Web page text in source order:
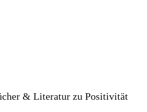
& Literatur zu Positivität